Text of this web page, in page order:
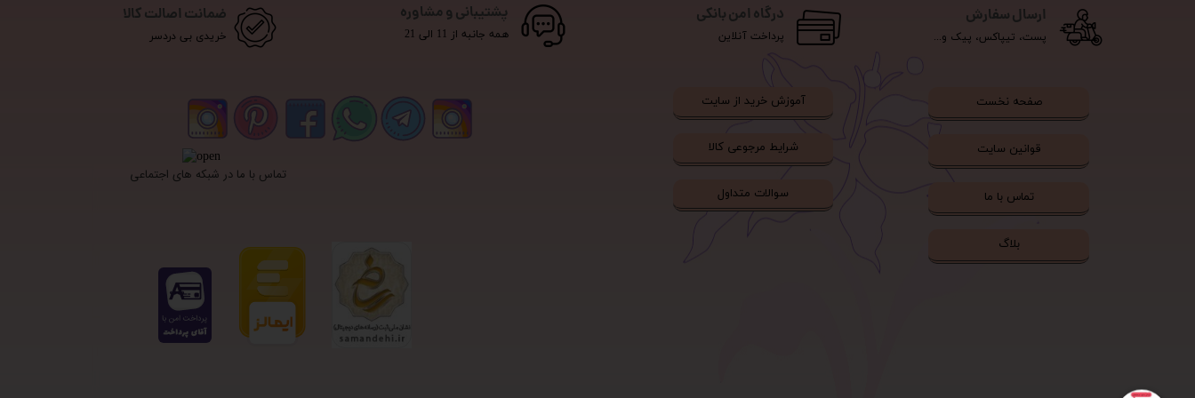
ارسال سفارش
پست، تیپاکس، پیک و...
درگاه امن بانکی
پرداخت آنلاین
پشتیبانی و مشاوره
همه جانبه از 11 الی 21
ضمانت اصالت کالا
خریدی بی دردسر
تماس با ما در شبکه های اجتماعی
صفحه نخست
قوانین سایت
تماس با ما
بلاگ
آموزش خرید از سایت
شرایط مرجوعی کالا
سوالات متداول